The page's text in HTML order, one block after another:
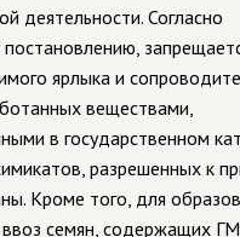
деятельности. Согласно
ярлыка и
веществами,
в государственном
разрешенных к
Кроме того, для
ввоз семян, содержащих